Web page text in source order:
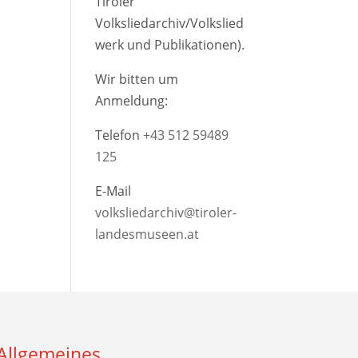
Volksliedarchiv/Volkslied
werk und Publikationen).
Wir bitten um
Anmeldung:
Telefon+43 512 59489
125
E-Mail
volksliedarchiv@tiroler-
landesmuseen.at